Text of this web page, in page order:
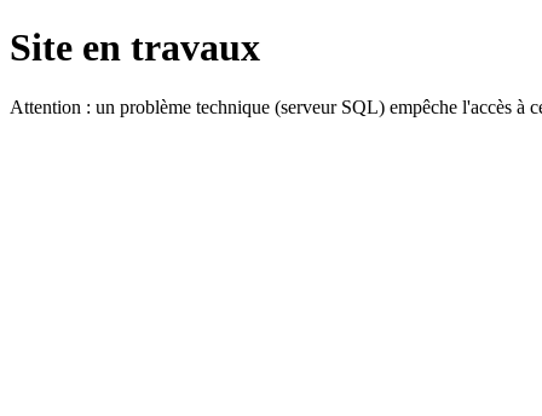
Site en travaux
Attention : un problème technique (serveur SQL) empêche l'accès à